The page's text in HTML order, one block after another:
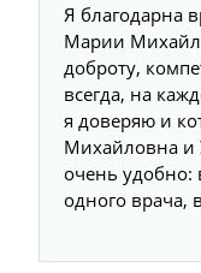
Я благодарна
Марии
доброту,
всегда, на
я доверяю и
Михайловна и
очень удобно:
одного врача,